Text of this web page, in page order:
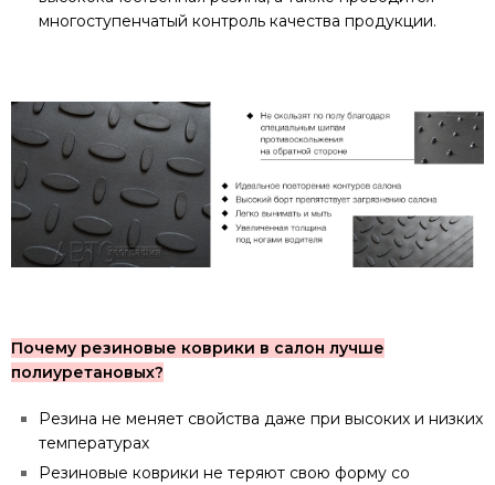
многоступенчатый контроль качества продукции.
Почему резиновые коврики в салон лучше
полиуретановых?
Резина не меняет свойства даже при высоких и низких
температурах
Резиновые коврики не теряют свою форму со